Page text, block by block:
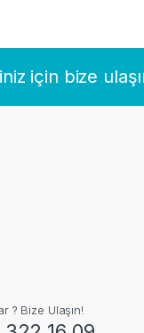
için bize
? Bize Ulaşın!